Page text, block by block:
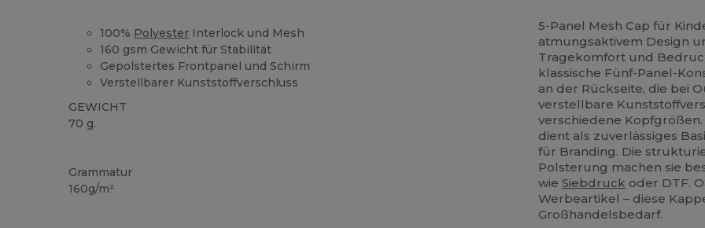
100% Polyester Interlock und Mesh
160 gsm Gewicht für Stabilität
Gepolstertes Frontpanel und Schirm
Verstellbarer Kunststoffverschluss
GEWICHT
70 g.
Grammatur
160g/m²
5-Panel Mesh Cap für
atmungsaktivem Design
Tragekomfort und
klassische Fünf-Panel-
an der Rückseite, die bei
verstellbare
verschiedene
dient als zuverlässiges
für Branding. Die
Polsterung machen sie
wieSiebdruck oder DTF.
Werbeartikel – diese
Großhandelsbedarf.